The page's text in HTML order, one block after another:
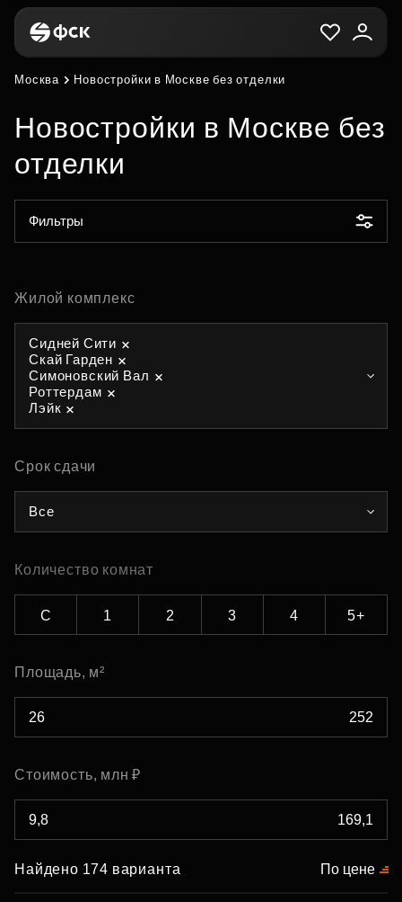
Москва Новостройки в Москве без отделки
Новостройки в Москве без
отделки
Фильтры
Жилой комплекс
Сидней Сити
Скай Гарден
Симоновский Вал
Роттердам
Лэйк
Срок сдачи
Все
Количество комнат
С 1 2 3 4 5+
Площадь, м²
Стоимость, млн ₽
Найдено 174 варианта По цене